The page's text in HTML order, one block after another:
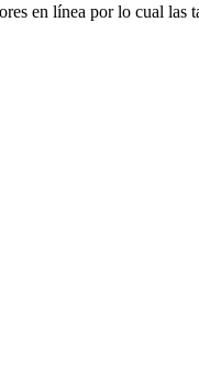
en línea por lo cual las